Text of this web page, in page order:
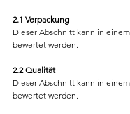
2.1 Verpackung
Dieser Abschnitt kann in
bewertet werden.
2.2 Qualität
Dieser Abschnitt kann in
bewertet werden.